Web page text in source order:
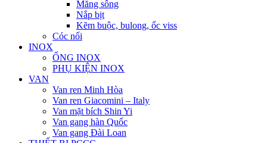
Măng sông
Nắp bịt
Kẽm buộc, bulong, ốc viss
Cóc nối
INOX
ỐNG INOX
PHỤ KIỆN INOX
VAN
Van ren Minh Hòa
Van ren Giacomini – Italy
Van mặt bích Shin Yi
Van gang hàn Quốc
Van gang Đài Loan